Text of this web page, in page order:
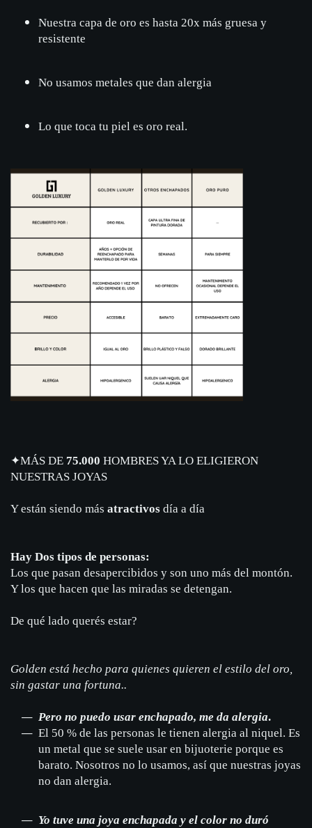
Nuestra capa de oro es hasta 20x más gruesa y
resistente
No usamos metales que dan alergia
Lo que toca tu piel es oro real.
✦MÁS DE 75.000 HOMBRES YA LO ELIGIERON
NUESTRAS JOYAS
Y están siendo más atractivos día a día
Hay Dos tipos de personas:
Los que pasan desapercibidos y son uno más del montón.
Y los que hacen que las miradas se detengan.
De qué lado querés estar?
Golden está hecho para quienes quieren el estilo del oro,
sin gastar una fortuna..
Pero no puedo usar enchapado, me da alergia.
El 50 % de las personas le tienen alergia al niquel. Es
un metal que se suele usar en bijuoterie porque es
barato. Nosotros no lo usamos, así que nuestras joyas
no dan alergia.
Yo tuve una joya enchapada y el color no duró